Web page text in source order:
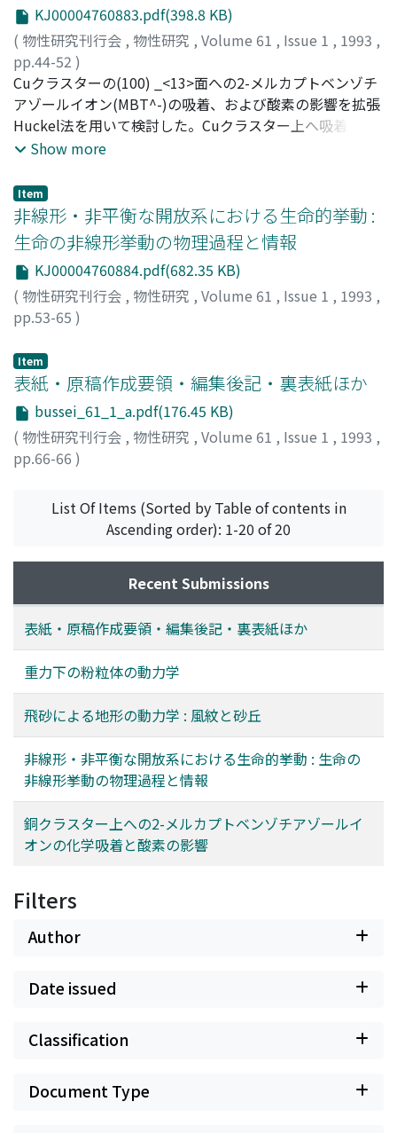
KJ00004760883.pdf(398.8 KB)
( 物性研究刊行会 , 物性研究 , Volume 61 , Issue 1 , 1993 ,
pp.44-52 )
沼田, 芳明;NUMATA, Yoshiaki;ヌマタ, ヨシアキ
Cuクラスターの(100) _<13>面への2-メルカプトベンゾチ
アゾールイオン(MBT^-)の吸着、および酸素の影響を拡張
Huckel法を用いて検討した。Cuクラスター上へ吸着する
ときは、電子は主としてMBT^-のSからCuクラスターへ流
結合を生じ、一方N原子と端のCu原子との間には弱い結合
が見られる。その結合の寄与はCuの4sp軌道が主な役割を
果たす。MBT^-のCu上への吸着は化学的であり、安定し
ている。Cuクラスター上への吸着酸素の役割は、Cu原子
の真上に吸着する時はMBT^-の吸着に対してエネルギー的
に安定化をもたらして有効に働くが、橋かけ構造をとって
吸着するようになると、MBT^-のSとNとCu原子との結合
Show more
Item
非線形・非平衡な開放系における生命的挙動 :
生命の非線形挙動の物理過程と情報
KJ00004760884.pdf(682.35 KB)
( 物性研究刊行会 , 物性研究 , Volume 61 , Issue 1 , 1993 ,
pp.53-65 )
Item
表紙・原稿作成要領・編集後記・裏表紙ほか
bussei_61_1_a.pdf(176.45 KB)
( 物性研究刊行会 , 物性研究 , Volume 61 , Issue 1 , 1993 ,
pp.66-66 )
List Of Items (Sorted by Table of contents in
Ascending order): 1-20 of 20
Recent Submissions
表紙・原稿作成要領・編集後記・裏表紙ほか
重力下の粉粒体の動力学
飛砂による地形の動力学 : 風紋と砂丘
非線形・非平衡な開放系における生命的挙動 : 生命の
非線形挙動の物理過程と情報
銅クラスター上への2-メルカプトベンゾチアゾールイ
オンの化学吸着と酸素の影響
Filters
Author
Date issued
Classification
Document Type